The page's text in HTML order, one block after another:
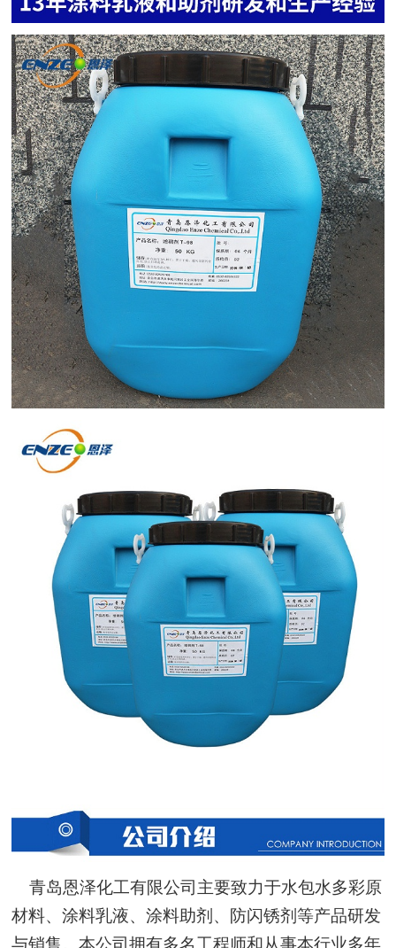
青岛恩泽化工有限公司主要致力于水包水多彩原
材料、涂料乳液、涂料助剂、防闪锈剂等产品研发
与销售。本公司拥有多名工程师和从事本行业多年